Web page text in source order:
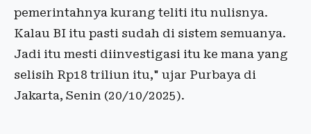
pemerintahnya kurang teliti itu nulisnya.
Kalau BI itu pasti sudah di sistem semuanya.
Jadi itu mesti diinvestigasi itu ke mana yang
selisih Rp18 triliun itu," ujar Purbaya di
Jakarta, Senin (20/10/2025).